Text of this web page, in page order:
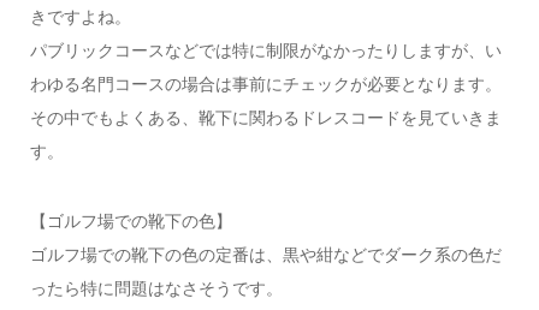
きですよね。
パブリックコースなどでは特に制限がなかったりしますが、い
わゆる名門コースの場合は事前にチェックが必要となります。
その中でもよくある、靴下に関わるドレスコードを見ていきま
す。
【ゴルフ場での靴下の色】
ゴルフ場での靴下の色の定番は、黒や紺などでダーク系の色だ
ったら特に問題はなさそうです。